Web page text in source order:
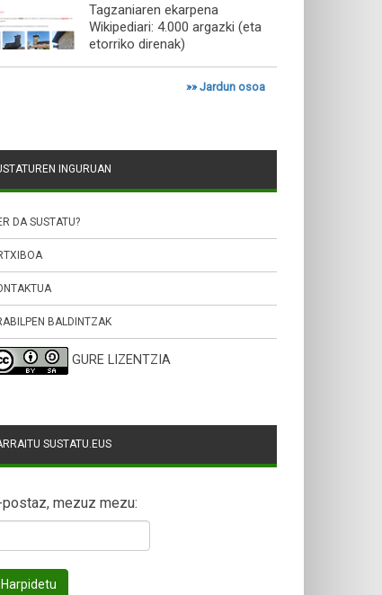
Tagzaniaren ekarpena
Wikipediari: 4.000 argazki (eta
etorriko direnak)
»»Jardun osoa
INGURUAN
DA SUSTATU?
BALDINTZAK
GURE LIZENTZIA
SUSTATU.EUS
postaz, mezuz mezu: